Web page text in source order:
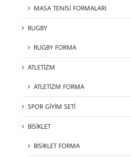
MASA TENİSİ FORMALARI
RUGBY
RUGBY FORMA
ATLETİZM
ATLETİZM FORMA
SPOR GİYİM SETİ
BİSİKLET
BİSİKLET FORMA